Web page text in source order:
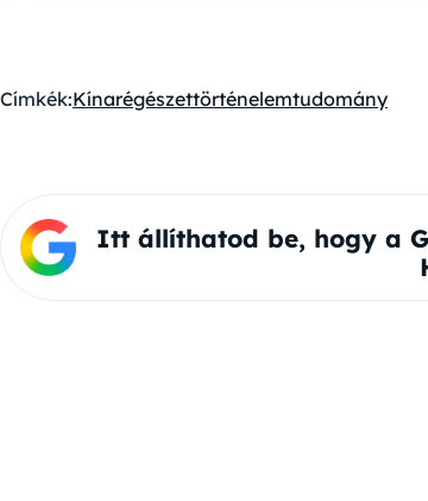
Címkék:Kínarégészettörténelemtudomány
Itt állíthatod be, hogy a